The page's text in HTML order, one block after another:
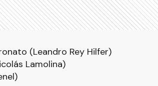
(Leandro Rey Hilfer)
Lamolina)